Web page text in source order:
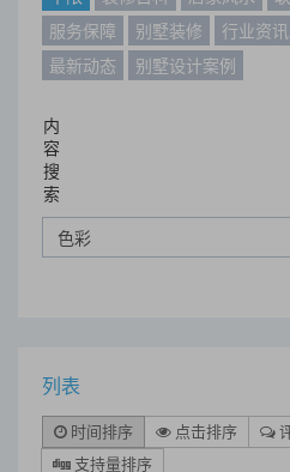
服务保障
别墅装修 行业资讯
最新动态
别墅设计案例
内
容
搜
索
列表
时间排序 点击排序
支持量排序